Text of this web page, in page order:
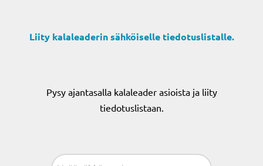
Liity kalaleaderin sähköiselle tiedotuslistalle.
Pysy ajantasalla kalaleader asioista ja liity
tiedotuslistaan.
Sähköposti